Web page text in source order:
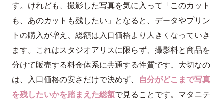
す。けれども、撮影した写真を気に入って「このカット
も、あのカットも残したい」となると、データやプリン
トの購入が増え、総額は入口価格より大きくなっていき
ます。これはスタジオアリスに限らず、撮影料と商品を
分けて販売する料金体系に共通する性質です。大切なの
は、入口価格の安さだけで決めず、 自分がどこまで写真
を残したいかを踏まえた総額で見ることです。マタニテ